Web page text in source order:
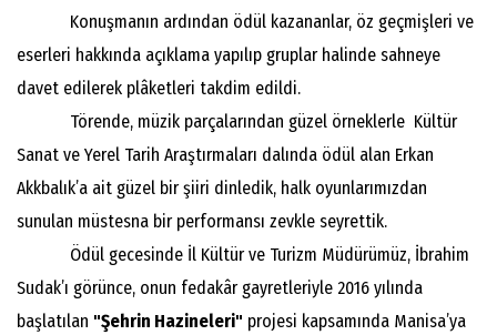
Konuşmanın ardından ödül kazananlar, öz geçmişleri ve
eserleri hakkında açıklama yapılıp gruplar halinde sahneye
davet edilerek plâketleri takdim edildi.
Törende, müzik parçalarından güzel örneklerle Kültür
Sanat ve Yerel Tarih Araştırmaları dalında ödül alan Erkan
Akkbalık’a ait güzel bir şiiri dinledik, halk oyunlarımızdan
sunulan müstesna bir performansı zevkle seyrettik.
Ödül gecesinde İl Kültür ve Turizm Müdürümüz, İbrahim
Sudak’ı görünce, onun fedakâr gayretleriyle 2016 yılında
başlatılan "Şehrin Hazineleri" projesi kapsamında Manisa’ya